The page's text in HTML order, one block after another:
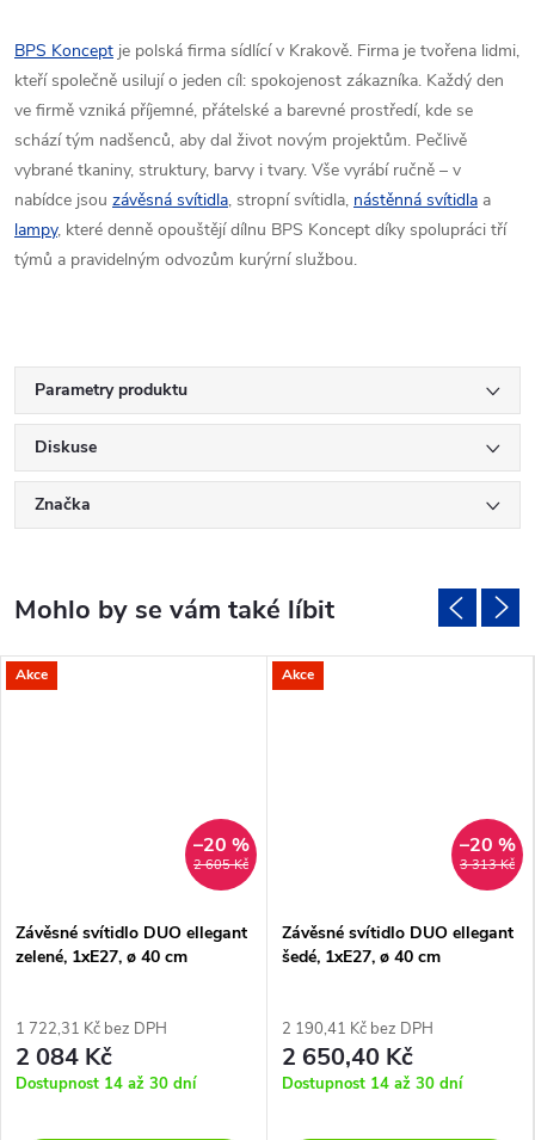
BPS Koncept je polská firma sídlící v Krakově. Firma je tvořena lidmi,
kteří společně usilují o jeden cíl: spokojenost zákazníka. Každý den
ve firmě vzniká příjemné, přátelské a barevné prostředí, kde se
schází tým nadšenců, aby dal život novým projektům. Pečlivě
vybrané tkaniny, struktury, barvy i tvary. Vše vyrábí ručně – v
nabídce jsou závěsná svítidla, stropní svítidla, nástěnná svítidla a
lampy, které denně opouštějí dílnu BPS Koncept díky spolupráci tří
týmů a pravidelným odvozům kurýrní službou.
Parametry produktu
Diskuse
Značka
Akce
2 605 Kč
–20 %
Závěsné svítidlo DUO ellegant
zelené, 1xE27, ø 40 cm
1 722,31 Kč bez DPH
2 084 Kč
Dostupnost 14 až 30 dní
Akce
3 313 Kč
–20 %
Závěsné svítidlo DUO ellegant
šedé, 1xE27, ø 40 cm
2 190,41 Kč bez DPH
2 650,40 Kč
Dostupnost 14 až 30 dní